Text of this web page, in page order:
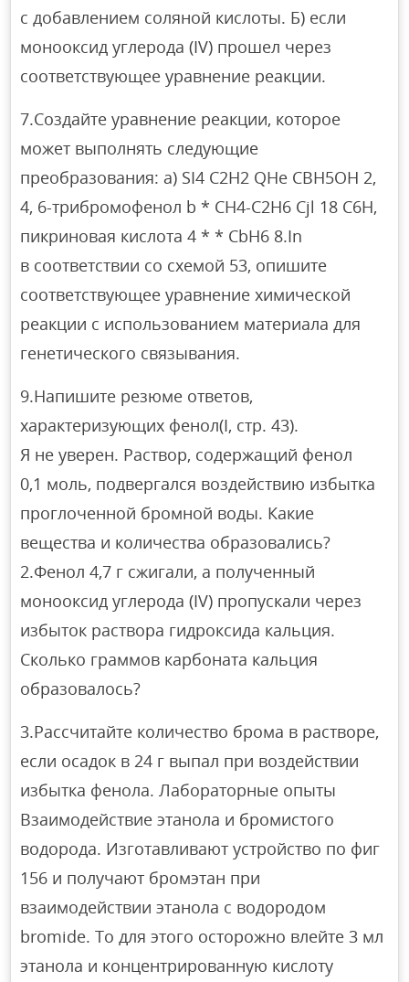
с добавлением соляной кислоты. Б) если
монооксид углерода (IV) прошел через
соответствующее уравнение реакции.
7.Создайте уравнение реакции, которое
может выполнять следующие
преобразования: а) SI4 C2H2 QHe CBH5OH 2,
4, 6-трибромофенол b * CH4-C2H6 Cjl 18 C6H,
пикриновая кислота 4 * * CbH6 8.In
в соответствии со схемой 53, опишите
соответствующее уравнение химической
реакции с использованием материала для
генетического связывания.
9.Напишите резюме ответов,
характеризующих фенол(I, стр. 43).
Я не уверен. Раствор, содержащий фенол
0,1 моль, подвергался воздействию избытка
проглоченной бромной воды. Какие
вещества и количества образовались?
2.Фенол 4,7 г сжигали, а полученный
монооксид углерода (IV) пропускали через
избыток раствора гидроксида кальция.
Сколько граммов карбоната кальция
образовалось?
3.Рассчитайте количество брома в растворе,
если осадок в 24 г выпал при воздействии
избытка фенола. Лабораторные опыты
Взаимодействие этанола и бромистого
водорода. Изготавливают устройство по фиг
156 и получают бромэтан при
взаимодействии этанола с водородом
bromide. To для этого осторожно влейте 3 мл
этанола и концентрированную кислоту